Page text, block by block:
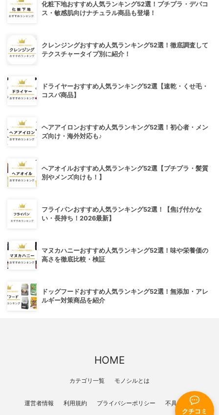
クチコミ
化粧下地おすすめ人気ランキング52選！プチプラ・デパコ
ス・敏感肌向けナチュラル商品も登場！
クレンジングおすすめ人気ランキング52選！徹底調査して
テクスチャータイプ別に紹介！
ドライヤーおすすめ人気ランキング52選【速乾・くせ毛・
コスパ商品】
ヘアアイロンおすすめ人気ランキング52選！初心者・メン
ズ向け・海外対応も♪
ヘアオイルおすすめ人気ランキング52選【プチプラ・髪質
別やメンズ向けも！】
フライパンおすすめ人気ランキング52選！【焦げ付かな
い・長持ち！2026最新】
マヌカハニーおすすめ人気ランキング52選！味や栄養価の
高さを徹底比較・検証
ドッグフードおすすめ人気ランキング52選！無添加・アレ
ルギー対策商品を紹介
HOME
カテゴリ一覧 モノシルとは
運営者情報 利用規約 プライバシーポリシー 不具合報告